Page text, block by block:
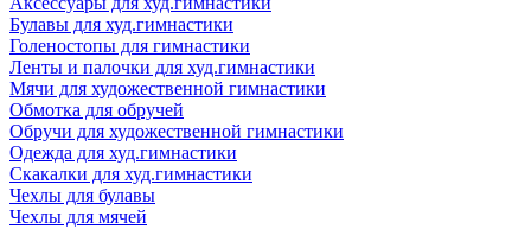
Булавы для худ.гимнастики
Голеностопы для гимнастики
Ленты и палочки для худ.гимнастики
Мячи для художественной гимнастики
Обмотка для обручей
Обручи для художественной гимнастики
Одежда для худ.гимнастики
Скакалки для худ.гимнастики
Чехлы для булавы
Чехлы для мячей